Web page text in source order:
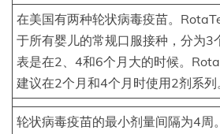
在美国有两种轮状病毒疫苗。
于所有婴儿的常规口服接种，分为3
表是在2、4和6个月大的时候。
建议在2个月和4个月时使用2剂系列
轮状病毒疫苗的最小剂量间隔为4周